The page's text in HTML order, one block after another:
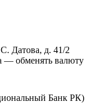
Датова, д. 41/2
— обменять валюту
Банк РК)